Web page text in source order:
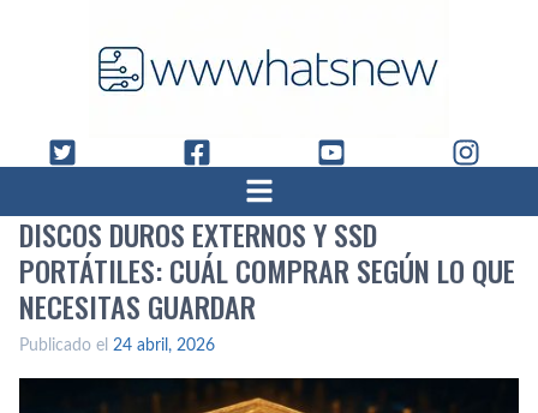
DISCOS DUROS EXTERNOS Y SSD
PORTÁTILES: CUÁL COMPRAR SEGÚN LO QUE
NECESITAS GUARDAR
Publicado el 24 abril, 2026